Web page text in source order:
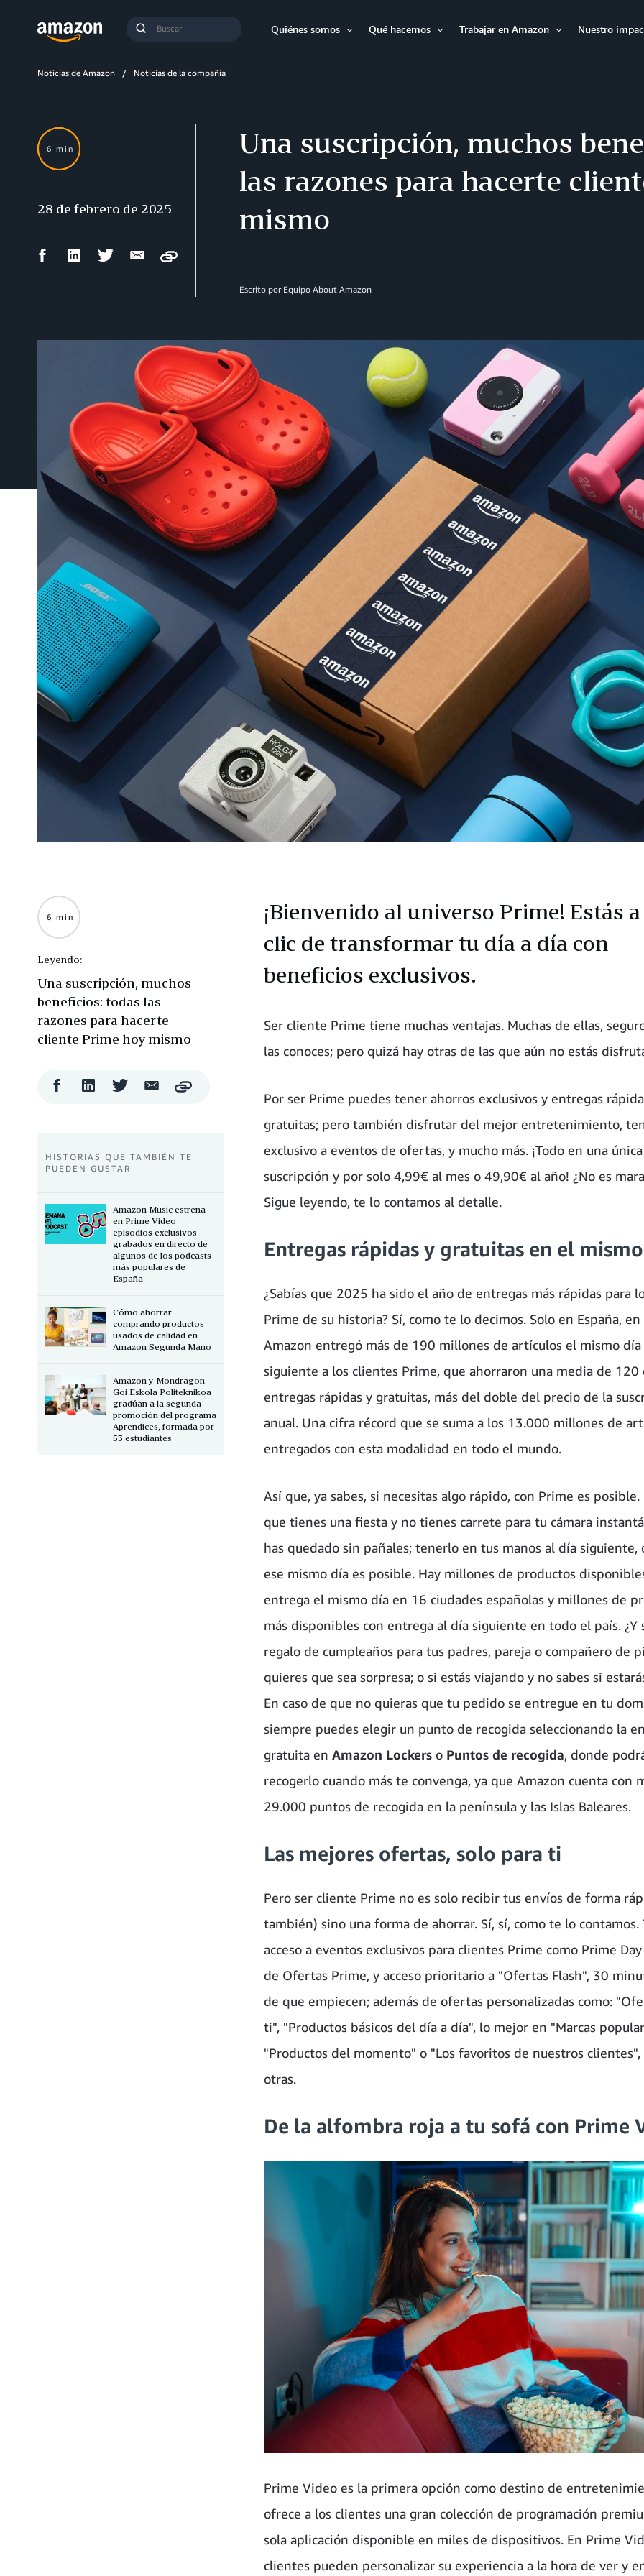
Enviar
Quiénes somos
Qué hacemos
Trabajar en Amazon
Nuestro
Noticias de Amazon Noticias de la compañía
Una suscripción, muchos
las razones para hacerte
mismo
Escrito por Equipo About Amazon
6 min
28 de febrero de 2025
CompartirCompartirCompartirCompartir
electrónico
Copy
¡Bienvenido al universo Prime! Estás
clic de transformar tu día a día con
beneficios exclusivos.
Ser cliente Prime tiene muchas ventajas. Muchas de ellas,
las conoces; pero quizá hay otras de las que aún no estás
Por ser Prime puedes tener ahorros exclusivos y entregas
gratuitas; pero también disfrutar del mejor entretenimiento,
exclusivo a eventos de ofertas, y mucho más. ¡Todo en una única
suscripción y por solo 4,99€ al mes o 49,90€ al año! ¿No es
Sigue leyendo, te lo contamos al detalle.
Entregas rápidas y gratuitas en el
¿Sabías que 2025 ha sido el año de entregas más rápidas para
Prime de su historia? Sí, como te lo decimos. Solo en España,
Amazon entregó más de 190 millones de artículos el mismo día
siguiente a los clientes Prime, que ahorraron una media de 120
entregas rápidas y gratuitas, más del doble del precio de la
anual. Una cifra récord que se suma a los 13.000 millones de
entregados con esta modalidad en todo el mundo.
Así que, ya sabes, si necesitas algo rápido, con Prime es posible.
que tienes una fiesta y no tienes carrete para tu cámara
has quedado sin pañales; tenerlo en tus manos al día siguiente,
ese mismo día es posible. Hay millones de productos
entrega el mismo día en 16 ciudades españolas y millones de
más disponibles con entrega al día siguiente en todo el país. ¿Y
regalo de cumpleaños para tus padres, pareja o compañero de
quieres que sea sorpresa; o si estás viajando y no sabes si
En caso de que no quieras que tu pedido se entregue en tu
siempre puedes elegir un punto de recogida seleccionando la
gratuita en Amazon Lockers o Puntos de recogida, donde
recogerlo cuando más te convenga, ya que Amazon cuenta con
29.000 puntos de recogida en la península y las Islas Baleares.
Las mejores ofertas, solo para ti
Pero ser cliente Prime no es solo recibir tus envíos de forma
también) sino una forma de ahorrar. Sí, sí, como te lo contamos.
acceso a eventos exclusivos para clientes Prime como Prime
de Ofertas Prime, y acceso prioritario a "Ofertas Flash", 30
de que empiecen; además de ofertas personalizadas como:
ti", "Productos básicos del día a día", lo mejor en "Marcas
"Productos del momento" o "Los favoritos de nuestros
otras.
De la alfombra roja a tu sofá con Prime
Prime Video es la primera opción como destino de
ofrece a los clientes una gran colección de programación
sola aplicación disponible en miles de dispositivos. En Prime
clientes pueden personalizar su experiencia a la hora de ver y
6 min
Leyendo:
Una suscripción, muchos
beneficios: todas las
razones para hacerte
cliente Prime hoy mismo
CompartirCompartirCompartirCompartir
Copy
HISTORIAS QUE TAMBIÉN TE
PUEDEN GUSTAR
Amazon Music estrena
en Prime Video
episodios exclusivos
grabados en directo de
algunos de los podcasts
más populares de
España
Cómo ahorrar
comprando productos
usados de calidad en
Amazon Segunda Mano
Amazon y Mondragon
Goi Eskola Politeknikoa
gradúan a la segunda
promoción del programa
Aprendices, formada por
53 estudiantes